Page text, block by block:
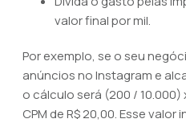
valor final por mil.
Por exemplo, se o seu
anúncios no Instagram e
o cálculo será (200 / 10.000)
CPM de R$ 20,00. Esse